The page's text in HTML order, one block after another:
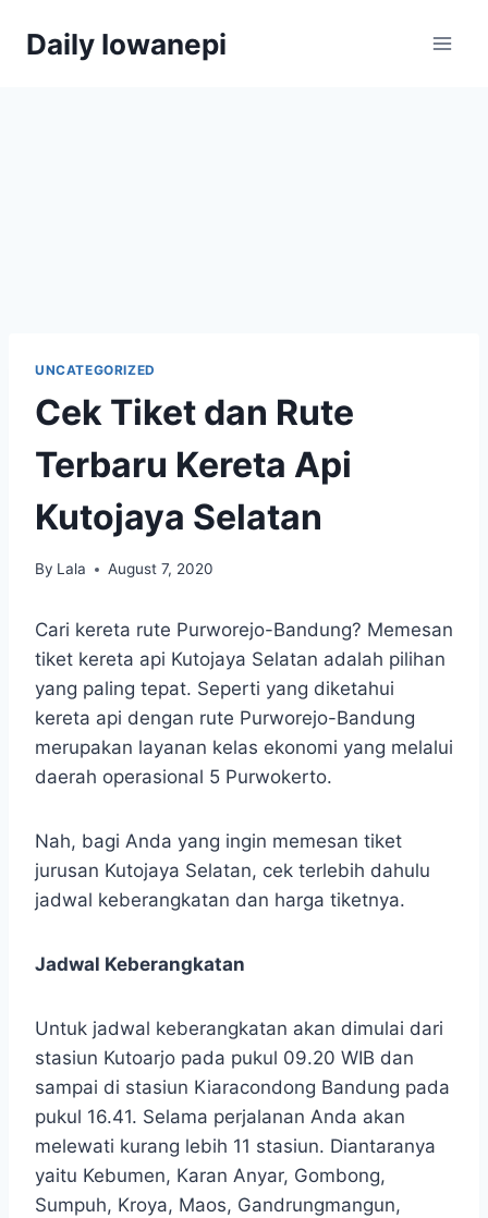
Daily Iowanepi
UNCATEGORIZED
Cek Tiket dan Rute
Terbaru Kereta Api
Kutojaya Selatan
By Lala August 7, 2020
Cari kereta rute Purworejo-Bandung? Memesan
tiket kereta api Kutojaya Selatan adalah pilihan
yang paling tepat. Seperti yang diketahui
kereta api dengan rute Purworejo-Bandung
merupakan layanan kelas ekonomi yang melalui
daerah operasional 5 Purwokerto.
Nah, bagi Anda yang ingin memesan tiket
jurusan Kutojaya Selatan, cek terlebih dahulu
jadwal keberangkatan dan harga tiketnya.
Jadwal Keberangkatan
Untuk jadwal keberangkatan akan dimulai dari
stasiun Kutoarjo pada pukul 09.20 WIB dan
sampai di stasiun Kiaracondong Bandung pada
pukul 16.41. Selama perjalanan Anda akan
melewati kurang lebih 11 stasiun. Diantaranya
yaitu Kebumen, Karan Anyar, Gombong,
Sumpuh, Kroya, Maos, Gandrungmangun,